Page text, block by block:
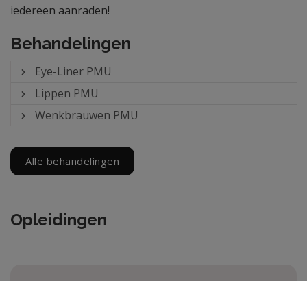
iedereen aanraden!
Behandelingen
Eye-Liner PMU
Lippen PMU
Wenkbrauwen PMU
Alle behandelingen
Opleidingen